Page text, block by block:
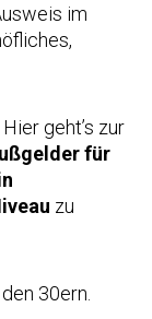
im
geht’s zur
für
zu
30ern.